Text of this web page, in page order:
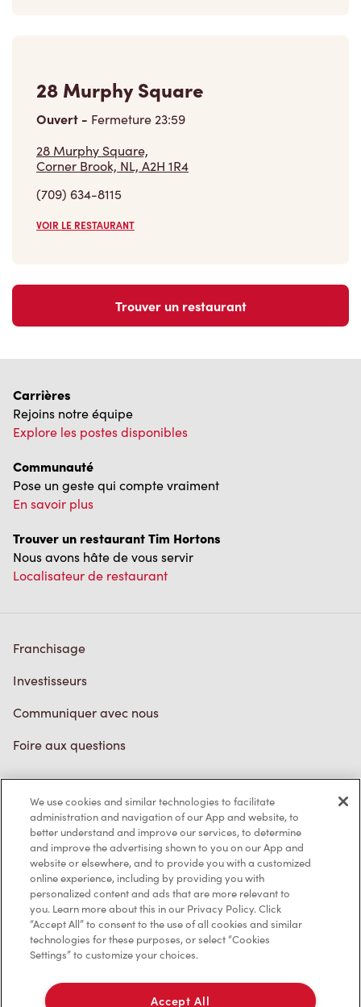
28 Murphy Square
Ouvert - Fermeture23:59
28 Murphy Square,
Corner Brook, NL, A2H 1R4
(709) 634-8115
VOIR LE RESTAURANT
Trouver un restaurant
Carrières
Rejoins notre équipe
Explore les postes disponibles
Communauté
Pose un geste qui compte vraiment
En savoir plus
Trouver un restaurant Tim Hortons
Nous avons hâte de vous servir
Localisateur de restaurant
Franchisage
Investisseurs
Communiquer avec nous
Foire aux questions
Politique de confidentialité
Conditions de service
Marques de commerce
Accessibilité
Diagnostic
Contactez-nous
We use cookies and similar technologies to facilitate
administration and navigation of our App and website, to
better understand and improve our services, to determine
and improve the advertising shown to you on our App and
website or elsewhere, and to provide you with a customized
online experience, including by providing you with
personalized content and ads that are more relevant to
you. Learn more about this in our Privacy Policy. Click
“Accept All” to consent to the use of all cookies and similar
technologies for these purposes, or select “Cookies
Settings” to customize your choices.
Accept All